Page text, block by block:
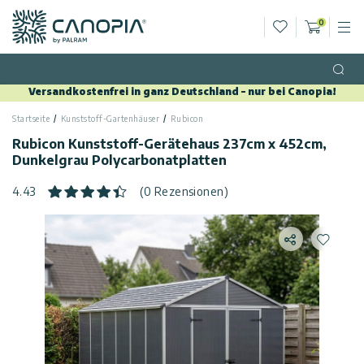
Canopia DE
Land USA
Kategorien
Gewächshäuser
Gartenpavillons
Gartenhäuser
Terrassenüberdachungen
Kontaktiere
Kundengalerie
Allgemein
Allgemeine
Geschäftsbedingungen
Wunschliste
0
Versandkostenfrei in ganz Deutschland – nur bei Canopia!
Startseite Kunststoff-Gartenhäuser Rubicon
Rubicon Kunststoff-Gerätehaus 237cm x 452cm,
Dunkelgrau Polycarbonatplatten
4.43 (0 Rezensionen)
TeilenZur